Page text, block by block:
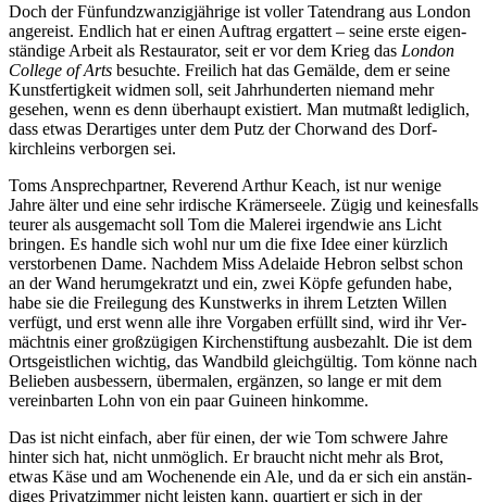
Doch der Fünfundzwanzigjährige ist voller Tatendrang aus London
angereist. Endlich hat er einen Auftrag ergattert – seine erste eigen­
ständige Arbeit als Restau­rator, seit er vor dem Krieg das London
College of Arts besuchte. Freilich hat das Gemälde, dem er seine
Kunst­fertig­keit widmen soll, seit Jahr­hunder­ten nie­mand mehr
gesehen, wenn es denn über­haupt existiert. Man mutmaßt lediglich,
dass etwas Derartiges unter dem Putz der Chorwand des Dorf­
kirchleins verborgen sei.
Toms Ansprechpartner, Reverend Arthur Keach, ist nur wenige
Jahre älter und eine sehr irdische Krämer­seele. Zügig und keines­falls
teurer als ausge­macht soll Tom die Malerei irgend­wie ans Licht
bringen. Es handle sich wohl nur um die fixe Idee einer kürzlich
verstor­benen Dame. Nachdem Miss Adelaide Hebron selbst schon
an der Wand herum­gekratzt und ein, zwei Köpfe gefunden habe,
habe sie die Frei­legung des Kunst­werks in ihrem Letzten Willen
verfügt, und erst wenn alle ihre Vorgaben erfüllt sind, wird ihr Ver­
mächt­nis einer groß­zügigen Kirchen­stiftung ausbezahlt. Die ist dem
Ortsgeistlichen wichtig, das Wandbild gleichgültig. Tom könne nach
Belieben ausbessern, übermalen, ergänzen, so lange er mit dem
verein­barten Lohn von ein paar Guineen hinkomme.
Das ist nicht einfach, aber für einen, der wie Tom schwere Jahre
hinter sich hat, nicht unmöglich. Er braucht nicht mehr als Brot,
etwas Käse und am Wochen­ende ein Ale, und da er sich ein anstän­
diges Privat­zimmer nicht leisten kann, quartiert er sich in der